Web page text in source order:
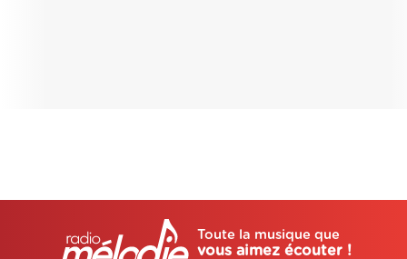
Toute la musique que
vous aimez écouter !